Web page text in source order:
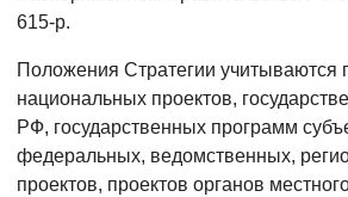
615-р.
Положения Стратегии учитываются
национальных проектов,
РФ, государственных программ
федеральных, ведомственных,
проектов, проектов органов